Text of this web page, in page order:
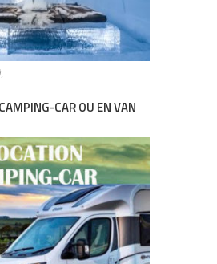
CAR OU EN VAN